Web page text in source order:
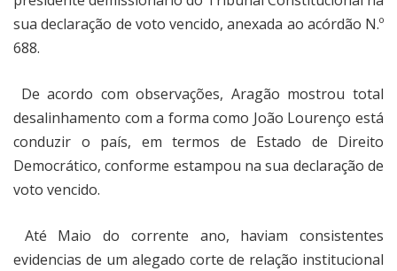
sua declaração de voto vencido, anexada ao acórdão N.º
688.
De acordo com observações, Aragão mostrou total
desalinhamento com a forma como João Lourenço está
conduzir o país, em termos de Estado de Direito
Democrático, conforme estampou na sua declaração de
voto vencido.
Até Maio do corrente ano, haviam consistentes
evidencias de um alegado corte de relação institucional